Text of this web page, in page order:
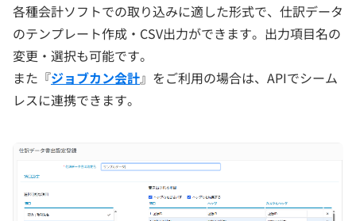
各種会計ソフトでの取り込みに適した形式で、仕訳データ
のテンプレート作成・CSV出力ができます。出力項目名の
変更・選択も可能です。
また『ジョブカン会計』をご利用の場合は、APIでシーム
レスに連携できます。